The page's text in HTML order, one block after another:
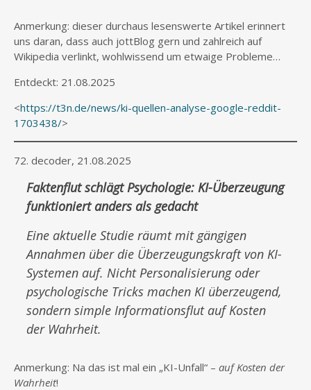
Anmerkung: dieser durchaus lesenswerte Artikel erinnert
uns daran, dass auch jottBlog gern und zahlreich auf
Wikipedia verlinkt, wohlwissend um etwaige Probleme…
Entdeckt: 21.08.2025
<https://t3n.de/news/ki-quellen-analyse-google-reddit-
1703438/>
72. decoder, 21.08.2025
Faktenflut schlägt Psychologie: KI-Überzeugung
funktioniert anders als gedacht
Eine aktuelle Studie räumt mit gängigen
Annahmen über die Überzeugungskraft von KI-
Systemen auf. Nicht Personalisierung oder
psychologische Tricks machen KI überzeugend,
sondern simple Informationsflut auf Kosten
der Wahrheit.
Anmerkung: Na das ist mal ein „KI-Unfall“ – auf Kosten der
Wahrheit!